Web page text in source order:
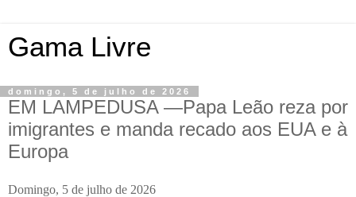
Gama Livre
domingo, 5 de julho de 2026
EM LAMPEDUSA —Papa Leão reza por
imigrantes e manda recado aos EUA e à
Europa
Domingo, 5 de julho de 2026